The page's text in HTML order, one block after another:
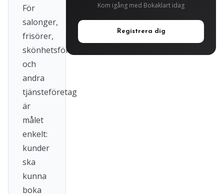
För
salonger,
frisörer,
skönhetsföretag
och
andra
tjänsteföretag
är
målet
enkelt:
kunder
ska
kunna
boka
Kom igång med Bokaklart idag
Registrera dig